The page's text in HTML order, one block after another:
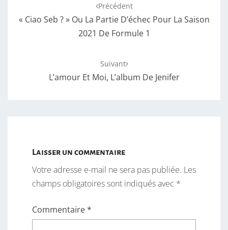
d'article
Précédent
« Ciao Seb ? » Ou La Partie D’échec Pour La Saison
2021 De Formule 1
Suivant
L’amour Et Moi, L’album De Jenifer
Laisser un commentaire
Votre adresse e-mail ne sera pas publiée. Les
champs obligatoires sont indiqués avec *
Commentaire*